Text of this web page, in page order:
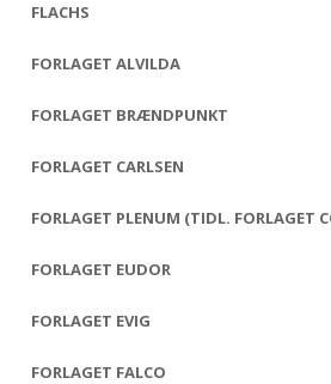
FLACHS
FORLAGET ALVILDA
FORLAGET BRÆNDPUNKT
FORLAGET CARLSEN
FORLAGET PLENUM (TIDL. FORLAGET
FORLAGET EUDOR
FORLAGET EVIG
FORLAGET FALCO